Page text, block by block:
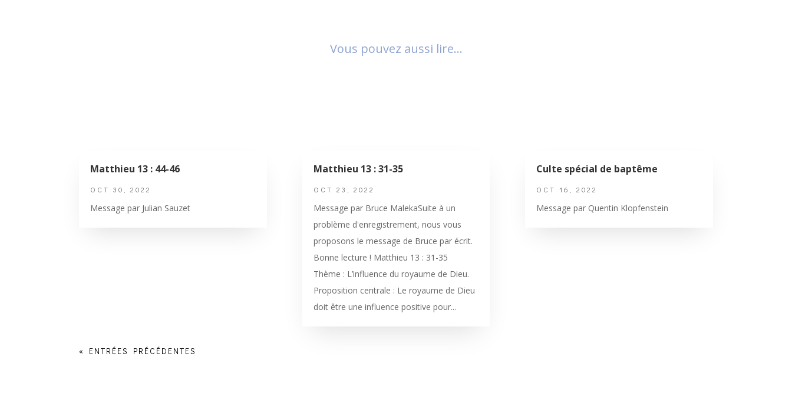
Vous pouvez aussi lire…
Matthieu 13 : 44-46
OCT 30, 2022
Message par Julian Sauzet
Matthieu 13 : 31-35
OCT 23, 2022
Message par Bruce MalekaSuite à un
problème d'enregistrement, nous vous
proposons le message de Bruce par écrit.
Bonne lecture ! Matthieu 13 : 31-35
Thème : L’influence du royaume de Dieu.
Proposition centrale : Le royaume de Dieu
doit être une influence positive pour...
Culte spécial de baptême
OCT 16, 2022
Message par Quentin Klopfenstein
« ENTRÉES PRÉCÉDENTES